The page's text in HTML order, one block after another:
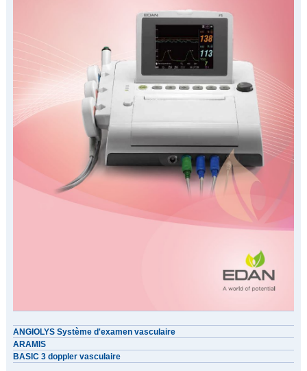
ANGIOLYS Système d'examen vasculaire
ARAMIS
BASIC 3 doppler vasculaire